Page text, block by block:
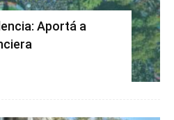
Aportá a